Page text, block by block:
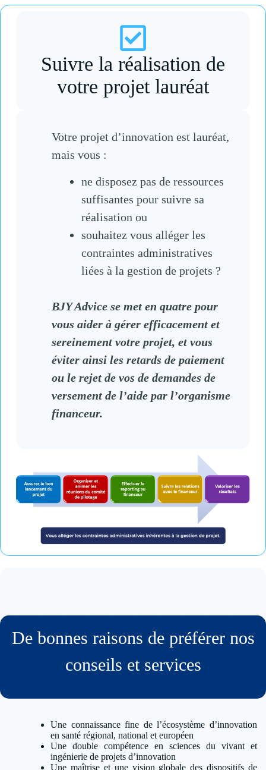
Suivre la réalisation de
votre projet lauréat
Votre projet d’innovation est lauréat,
mais vous :
ne disposez pas de ressources
suffisantes pour suivre sa
réalisation ou
souhaitez vous alléger les
contraintes administratives
liées à la gestion de projets ?
BJY Advice se met en quatre pour
vous aider à gérer efficacement et
sereinement votre projet, et vous
éviter ainsi les retards de paiement
ou le rejet de vos de demandes de
versement de l’aide par l’organisme
financeur.
De bonnes raisons de préférer nos
conseils et services
Une connaissance fine de l’écosystème d’innovation
en santé régional, national et européen
Une double compétence en sciences du vivant et
ingénierie de projets d’innovation
Une maîtrise et une vision globale des dispositifs de